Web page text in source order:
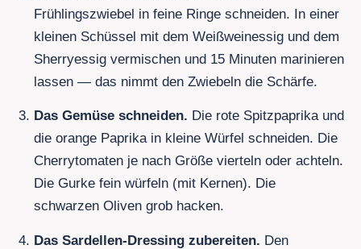
Frühlingszwiebel in feine Ringe schneiden. In einer
kleinen Schüssel mit dem Weißweinessig und dem
Sherryessig vermischen und 15 Minuten marinieren
lassen — das nimmt den Zwiebeln die Schärfe.
Das Gemüse schneiden. Die rote Spitzpaprika und
die orange Paprika in kleine Würfel schneiden. Die
Cherrytomaten je nach Größe vierteln oder achteln.
Die Gurke fein würfeln (mit Kernen). Die
schwarzen Oliven grob hacken.
Das Sardellen-Dressing zubereiten. Den